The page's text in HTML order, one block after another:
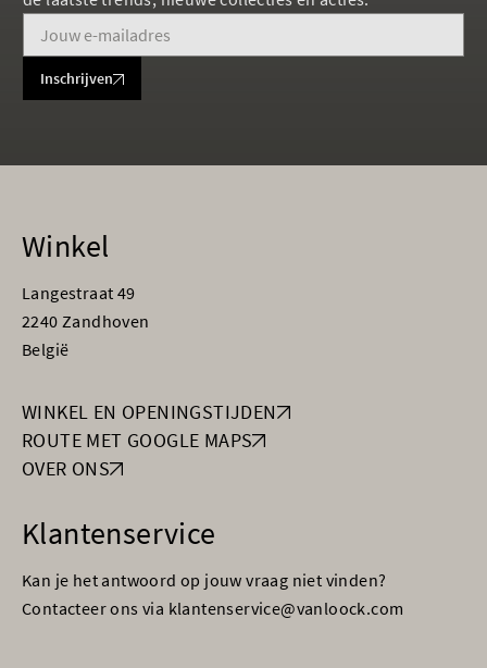
Inschrijven
Winkel
Langestraat 49
2240 Zandhoven
België
WINKEL EN OPENINGSTIJDEN
ROUTE MET GOOGLE MAPS
OVER ONS
Klantenservice
Kan je het antwoord op jouw vraag niet vinden?
Contacteer ons via klantenservice@vanloock.com